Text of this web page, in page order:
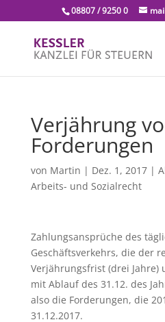
08807 / 9250 0
Verjährung
Forderungen
von Martin | Dez. 1, 2017|
Arbeits- und Sozialrecht
Zahlungsansprüche des
Geschäftsverkehrs, die der
Verjährungsfrist (drei Jahre)
mit Ablauf des 31.12. des
also die Forderungen, die
31.12.2017.